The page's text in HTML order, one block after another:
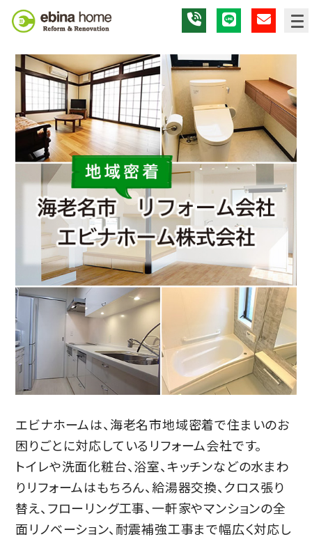
エビナホームは、海老名市地域密着で住まいのお
困りごとに対応しているリフォーム会社です。
トイレや洗面化粧台、浴室、キッチンなどの水まわ
りリフォームはもちろん、給湯器交換、クロス張り
替え、フローリング工事、一軒家やマンションの全
面リノベーション、耐震補強工事まで幅広く対応し